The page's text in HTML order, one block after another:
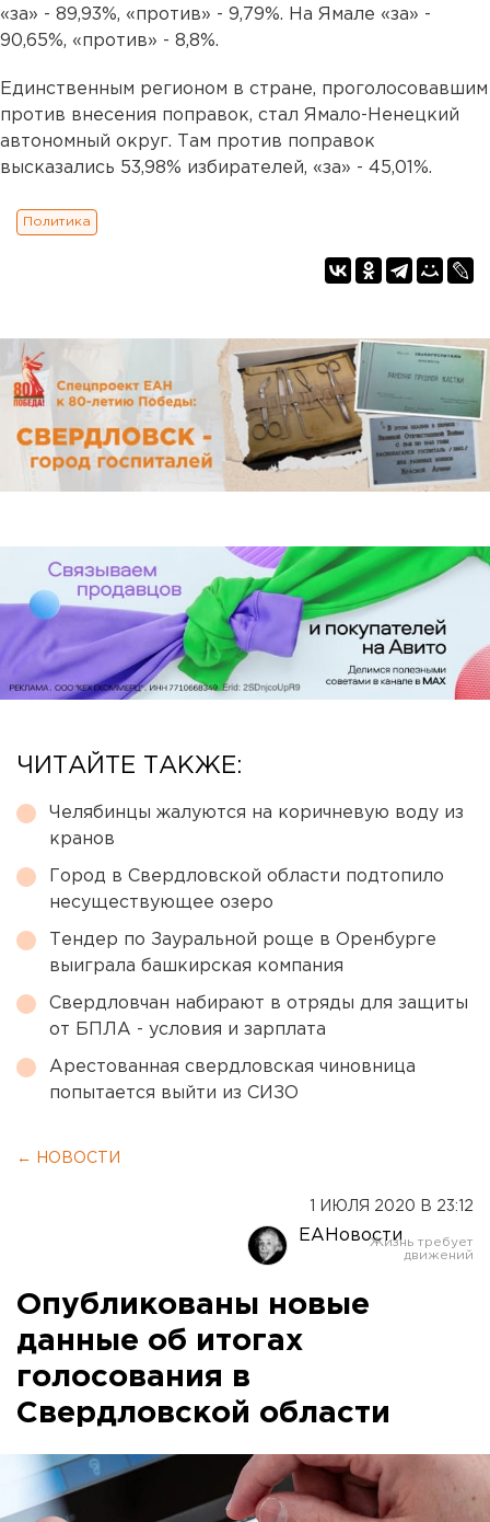
«за» - 89,93%, «против» - 9,79%. На Ямале «за» -
90,65%, «против» - 8,8%.
Единственным регионом в стране, проголосовавшим
против внесения поправок, стал Ямало-Ненецкий
автономный округ. Там против поправок
высказались 53,98% избирателей, «за» - 45,01%.
Политика
ЧИТАЙТЕ ТАКЖЕ:
Челябинцы жалуются на коричневую воду из
кранов
Город в Свердловской области подтопило
несуществующее озеро
Тендер по Зауральной роще в Оренбурге
выиграла башкирская компания
Свердловчан набирают в отряды для защиты
от БПЛА - условия и зарплата
Арестованная свердловская чиновница
попытается выйти из СИЗО
← НОВОСТИ
1 ИЮЛЯ 2020 В 23:12
ЕАНовости
Опубликованы новые
данные об итогах
голосования в
Свердловской области